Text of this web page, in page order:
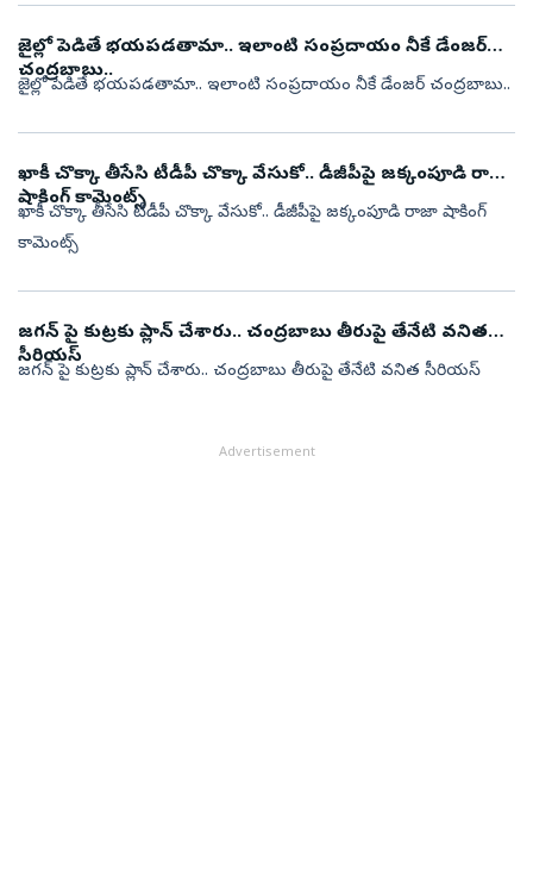
జైల్లో పెడితే భయపడతామా.. ఇలాంటి సంప్రదాయం నీకే డేంజర్
చంద్రబాబు..
జైల్లో పెడితే భయపడతామా.. ఇలాంటి సంప్రదాయం నీకే డేంజర్ చంద్రబాబు..
ఖాకీ చొక్కా తీసేసి టీడీపీ చొక్కా వేసుకో.. డీజీపీపై జక్కంపూడి రాజా
షాకింగ్ కామెంట్స్
ఖాకీ చొక్కా తీసేసి టీడీపీ చొక్కా వేసుకో.. డీజీపీపై జక్కంపూడి రాజా షాకింగ్
కామెంట్స్
జగన్ పై కుట్రకు ప్లాన్ చేశారు.. చంద్రబాబు తీరుపై తేనేటి వనిత
సీరియస్
జగన్ పై కుట్రకు ప్లాన్ చేశారు.. చంద్రబాబు తీరుపై తేనేటి వనిత సీరియస్
Advertisement